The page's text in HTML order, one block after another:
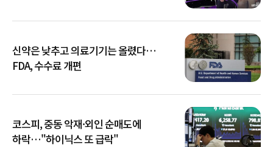
신약은 낮추고 의료기기는 올렸다…
FDA, 수수료 개편
코스피, 중동 악재·외인 순매도에
하락…"하이닉스 또 급락"